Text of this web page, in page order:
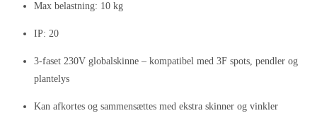
Max belastning: 10 kg
IP: 20
3-faset 230V globalskinne – kompatibel med 3F spots, pendler og
plantelys
Kan afkortes og sammensættes med ekstra skinner og vinkler